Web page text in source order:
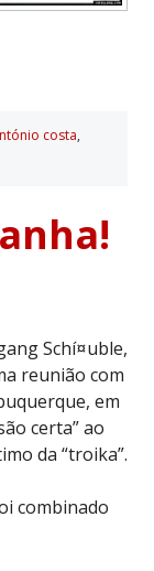
costa,
Schí¤uble,
reunião com
em
certa” ao
da “troika”.
combinado